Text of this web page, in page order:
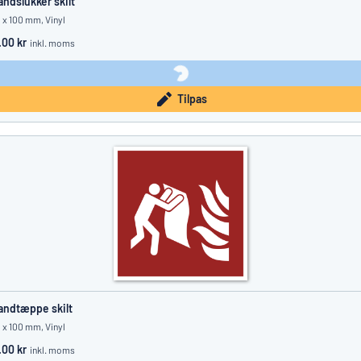
x 100 mm, Vinyl
kr inkl. moms
Tilpas
skilt
x 100 mm, Vinyl
kr inkl. moms